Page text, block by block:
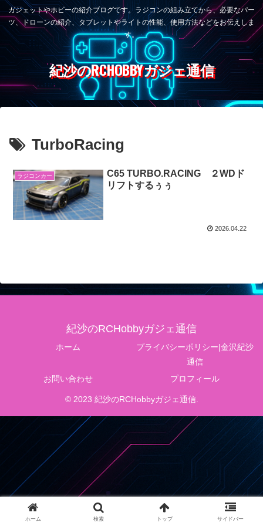
ガジェットやホビーの紹介ブログです。ラジコンの組み立てから、必要なパー
ツ、ドローンの紹介、タブレットやライトの性能、使用方法などをお伝えしま
す。
紀沙のRCHOBBYガジェ通信
TurboRacing
ラジコンカー
C65 TURBO.RACING ２WDド
リフトするぅぅ
2026.04.22
紀沙のRCHobbyガジェ通信
ホーム
プライバシーポリシー|金沢紀沙
通信
お問い合わせ
プロフィール
© 2023 紀沙のRCHobbyガジェ通信.
ホーム 検索 トップ サイドバー